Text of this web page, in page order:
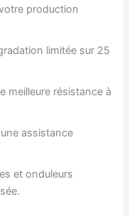
production
limitée sur 25
meilleure résistance à
assistance
et onduleurs